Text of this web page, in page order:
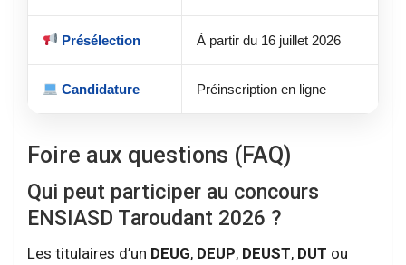
Présélection À partir du 16 juillet 2026
Candidature Préinscription en ligne
Foire aux questions (FAQ)
Qui peut participer au concours
ENSIASD Taroudant 2026 ?
Les titulaires d’un DEUG, DEUP, DEUST, DUT ou